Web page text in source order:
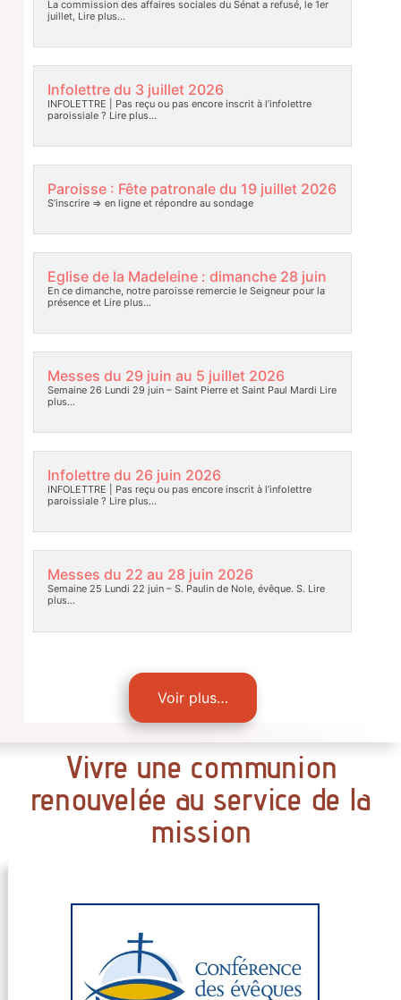
La commission des affaires sociales du Sénat a refusé, le 1er
juillet, Lire plus…
Infolettre du 3 juillet 2026
INFOLETTRE | Pas reçu ou pas encore inscrit à l’infolettre
paroissiale ? Lire plus…
Paroisse : Fête patronale du 19 juillet 2026
S’inscrire => en ligne et répondre au sondage
Eglise de la Madeleine : dimanche 28 juin
En ce dimanche, notre paroisse remercie le Seigneur pour la
présence etLire plus…
Messes du 29 juin au 5 juillet 2026
Semaine 26 Lundi 29 juin – Saint Pierre et Saint Paul Mardi Lire
plus…
Infolettre du 26 juin 2026
INFOLETTRE | Pas reçu ou pas encore inscrit à l’infolettre
paroissiale ? Lire plus…
Messes du 22 au 28 juin 2026
Semaine 25 Lundi 22 juin – S. Paulin de Nole, évêque. S. Lire
plus…
Voir plus…
Vivre une communion
renouvelée au service de la
mission